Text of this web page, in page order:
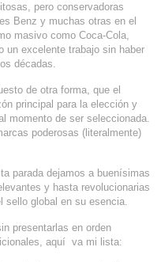
pero conservadoras
Benz y muchas otras en el
masivo como Coca-Cola,
un excelente trabajo sin haber
décadas.
de otra forma, que el
principal para la elección y
momento de ser seleccionada.
poderosas (literalmente)
parada dejamos a buenísimas
y hasta revolucionarias
sello global en su esencia.
presentarlas en orden
aquí va mi lista: